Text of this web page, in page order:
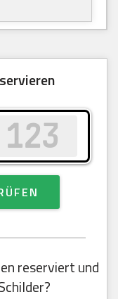
reserviert und